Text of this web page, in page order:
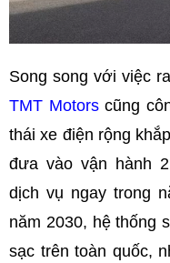
Song song với việc
TMT Motorscũng
thái xe điện rộng
đưa vào vận hành
dịch vụ ngay trong
năm 2030, hệ thống
sạc trên toàn quốc,